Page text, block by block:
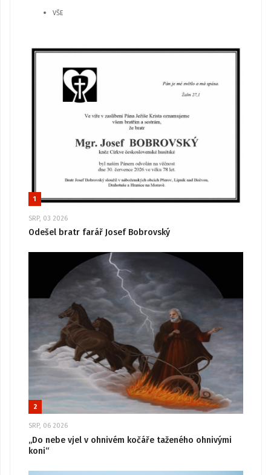
VŠE
1
SRP, 03 2026
Odešel bratr farář Josef Bobrovský
2
SRP, 06 2026
„Do nebe vjel v ohnivém kočáře taženého ohnivými
koni“